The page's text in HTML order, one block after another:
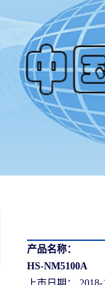
产品名称：
HS-NM5100A